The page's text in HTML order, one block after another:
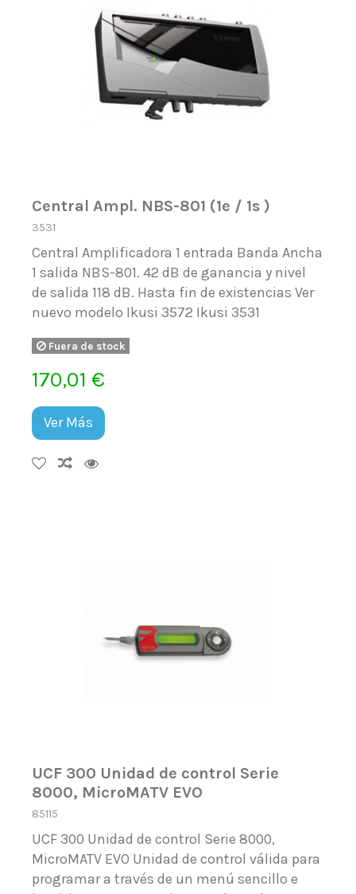
Central Ampl. NBS-801 (1e / 1s )
3531
Central Amplificadora 1 entrada Banda Ancha
1 salida NBS-801. 42 dB de ganancia y nivel
de salida 118 dB. Hasta fin de existencias Ver
nuevo modelo Ikusi 3572 Ikusi 3531
Fuera de stock
170,01 €
Ver Más
UCF 300 Unidad de control Serie
8000, MicroMATV EVO
85115
UCF 300 Unidad de control Serie 8000,
MicroMATV EVO Unidad de control válida para
programar a través de un menú sencillo e